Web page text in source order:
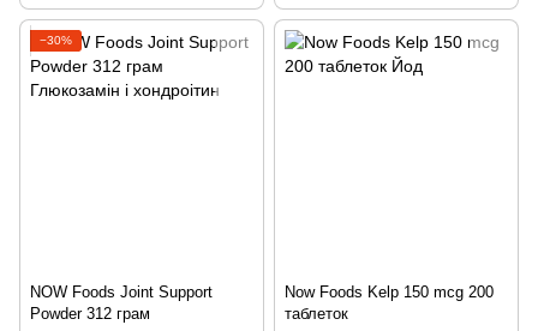
−30%
NOW Foods Joint Support
Powder 312 грам
Now Foods Kelp 150 mcg 200
таблеток